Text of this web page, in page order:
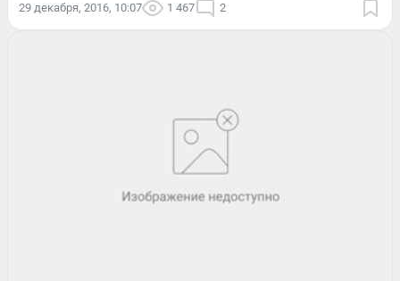
29 декабря, 2016, 10:07 1 467 2